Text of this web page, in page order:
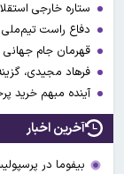
ستاره خارجی
دفاع راست
قهرمان جام جهانی ۲۰۲۶ از نگاه هوش مصنوعی / آرژانتین یا اسپانیا؟
فرهاد مجیدی،
آینده مبهم خرید
آخرین اخبار
بیفوما در